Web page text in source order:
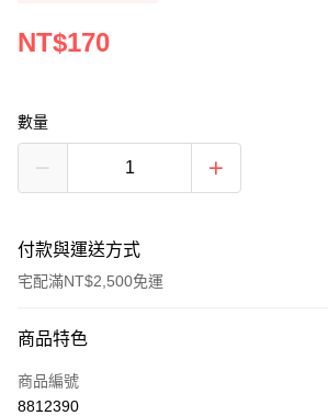
NT$170
數量
付款與運送方式
宅配滿NT$2,500免運
付款方式
信用卡一次付款
商品特色
商品編號
8812390